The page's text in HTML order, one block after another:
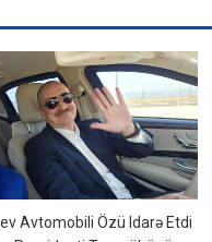
Avtomobili Özü Idarə Etdi